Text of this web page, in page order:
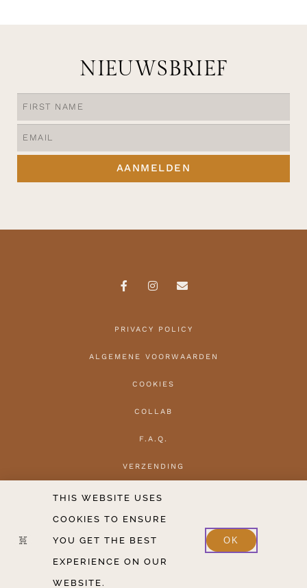
NIEUWSBRIEF
AANMELDEN
PRIVACY POLICY
ALGEMENE VOORWAARDEN
COOKIES
COLLAB
F.A.Q.
VERZENDING
HERROEPEN
CONTACT
2020-2026 COPYRIGHT THE HANTLER V.O.F.
THIS WEBSITE USES
COOKIES TO ENSURE
YOU GET THE BEST
EXPERIENCE ON OUR
WEBSITE.
OK